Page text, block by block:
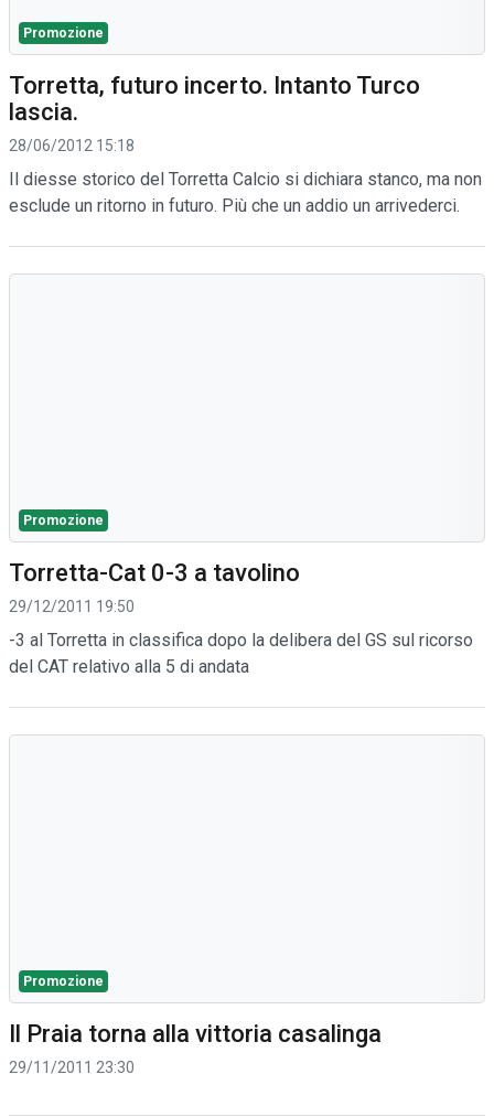
Promozione
Torretta, futuro incerto. Intanto Turco
lascia.
28/06/2012 15:18
Il diesse storico del Torretta Calcio si dichiara stanco, ma non
esclude un ritorno in futuro. Più che un addio un arrivederci.
Promozione
Torretta-Cat 0-3 a tavolino
29/12/2011 19:50
-3 al Torretta in classifica dopo la delibera del GS sul ricorso
del CAT relativo alla 5 di andata
Promozione
Il Praia torna alla vittoria casalinga
29/11/2011 23:30